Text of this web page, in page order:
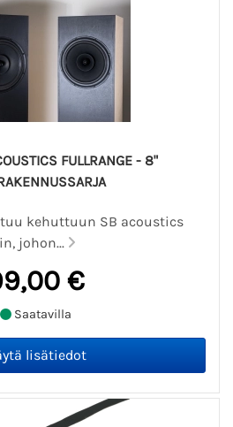
FULLRANGE - 8"
kehuttuun SB acoustics
johon...
€
Saatavilla